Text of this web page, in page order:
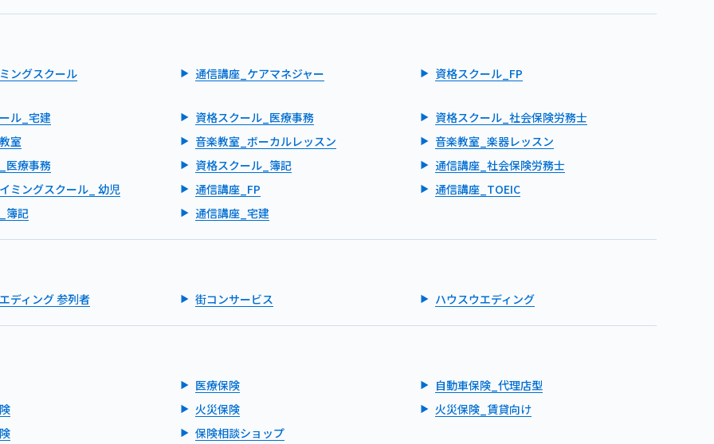
ングスクール 通信講座_ケアマネジャー 資格スクール_FP
ル_宅建 資格スクール_医療事務
資格スクール_社会保険労務士
室
音楽教室_ボーカルレッスン
音楽教室_楽器レッスン
医療事務
資格スクール_簿記
通信講座_社会保険労務士
ミングスクール_ 幼児
通信講座_FP
通信講座_TOEIC
簿記
通信講座_宅建
ディング 参列者 街コンサービス ハウスウエディング
医療保険
自動車保険_代理店型
火災保険
火災保険_賃貸向け
保険相談ショップ